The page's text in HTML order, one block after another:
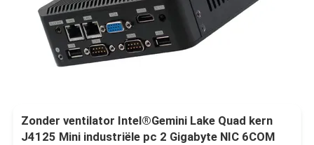
Zonder ventilator Intel®Gemini Lake Quad kern
J4125 Mini industriële pc 2 Gigabyte NIC 6COM